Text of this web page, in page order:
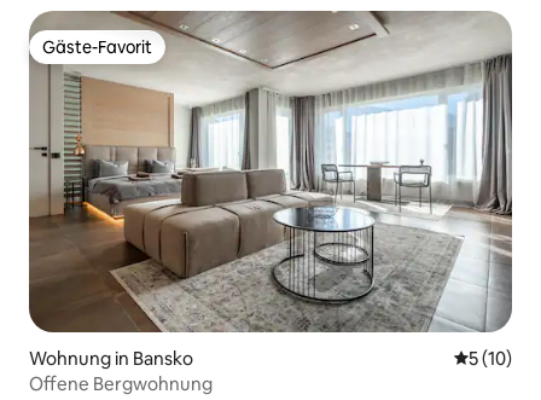
Gäste-Favorit
Gäste-Favorit
Wohnung in Bansko
5 (10)
Offene Bergwohnung